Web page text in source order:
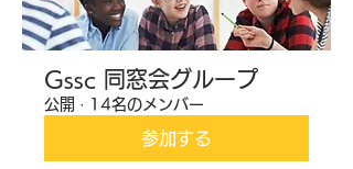
Gssc 同窓会グループ
公開 · 14名のメンバー
参加する